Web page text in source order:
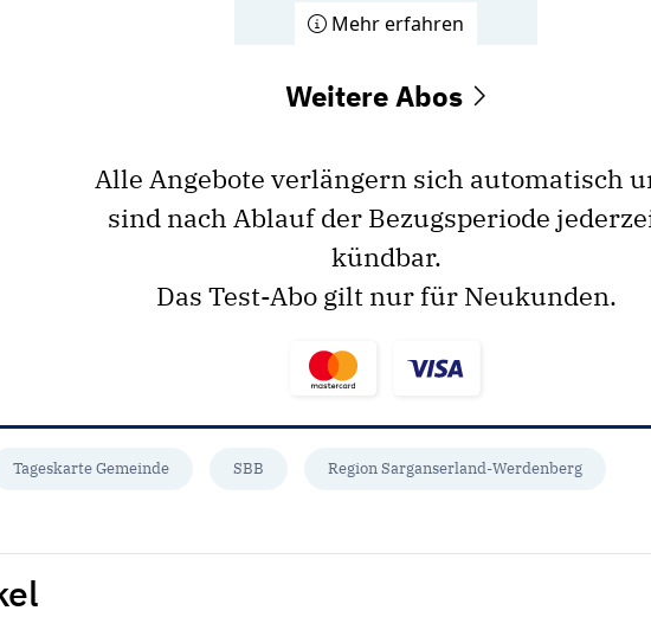
Mehr erfahren
Weitere Abos
Alle Angebote verlängern sich automatisch
sind nach Ablauf der Bezugsperiode
kündbar.
Das Test-Abo gilt nur für Neukunden.
Tageskarte Gemeinde SBB Region Sarganserland-Werdenberg